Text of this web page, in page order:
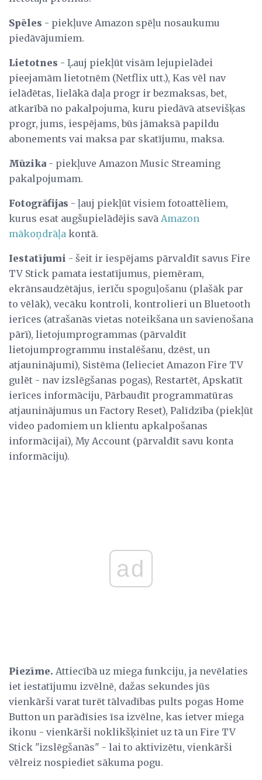
Spēles - piekļuve Amazon spēļu nosaukumu
piedāvājumiem.
Lietotnes - Ļauj piekļūt visām lejupielādei
pieejamām lietotnēm (Netflix utt.), Kas vēl nav
ielādētas, lielākā daļa progr ir bezmaksas, bet,
atkarībā no pakalpojuma, kuru piedāvā atsevišķas
progr, jums, iespējams, būs jāmaksā papildu
abonements vai maksa par skatījumu, maksa.
Mūzika - piekļuve Amazon Music Streaming
pakalpojumam.
Fotogrāfijas - ļauj piekļūt visiem fotoattēliem,
kurus esat augšupielādējis savā Amazon
mākoņdrāļa kontā.
Iestatījumi - šeit ir iespējams pārvaldīt savus Fire
TV Stick pamata iestatījumus, piemēram,
ekrānsaudzētājus, ierīču spoguļošanu (plašāk par
to vēlāk), vecāku kontroli, kontrolieri un Bluetooth
ierīces (atrašanās vietas noteikšana un savienošana
pārī), lietojumprogrammas (pārvaldīt
lietojumprogrammu instalēšanu, dzēst, un
atjauninājumi), Sistēma (Ielieciet Amazon Fire TV
gulēt - nav izslēgšanas pogas), Restartēt, Apskatīt
ierīces informāciju, Pārbaudīt programmatūras
atjauninājumus un Factory Reset), Palīdzība (piekļūt
video padomiem un klientu apkalpošanas
informācijai), My Account (pārvaldīt savu konta
informāciju).
ad
Piezīme. Attiecībā uz miega funkciju, ja nevēlaties
iet iestatījumu izvēlnē, dažas sekundes jūs
vienkārši varat turēt tālvadības pults pogas Home
Button un parādīsies īsa izvēlne, kas ietver miega
ikonu - vienkārši noklikšķiniet uz tā un Fire TV
Stick "izslēgšanās" - lai to aktivizētu, vienkārši
vēlreiz nospiediet sākuma pogu.